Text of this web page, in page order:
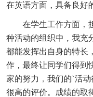
在英语方面，具备良好
在学生工作方面，
种活动的组织中，我充
都能发挥出自身的特长
作，最终让同学们得到
家的努力，我们的`活
很高的评价。成绩的取